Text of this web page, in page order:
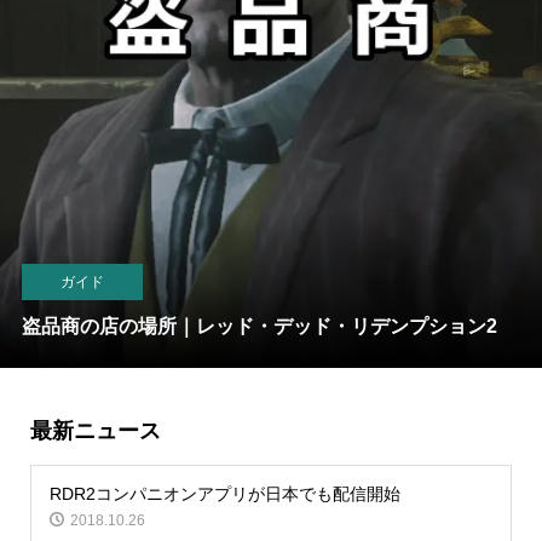
ガイド
盗品商の店の場所｜レッド・デッド・リデンプション2
最新ニュース
RDR2コンパニオンアプリが日本でも配信開始
2018.10.26